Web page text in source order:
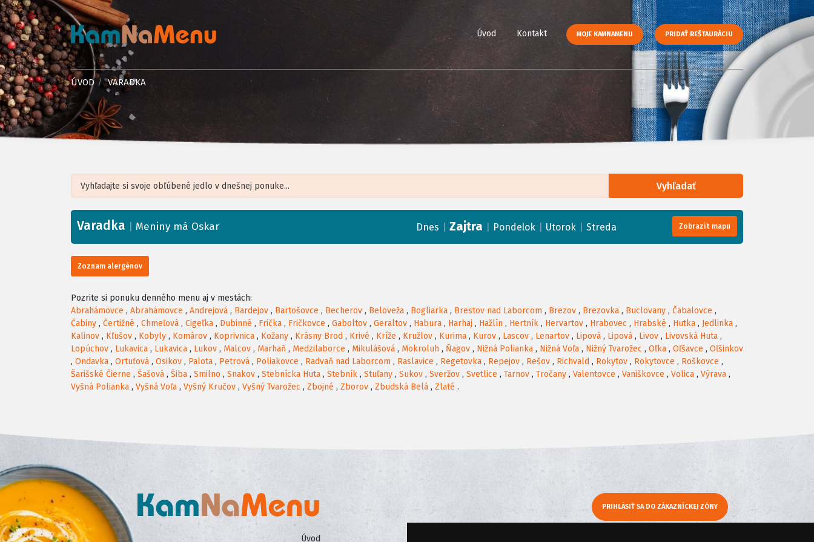
Úvod Kontakt MOJE KAMNAMENU PRIDAŤ REŠTAURÁCIU
ÚVOD VARADKA
Vyhľadať
+
−
Varadka Meniny má Oskar Dnes Zajtra Pondelok Utorok Streda Zobrazit mapu
Zoznam alergénov
Pozrite si ponuku denného menu aj v mestách:
Abrahámovce , Abrahámovce , Andrejová , Bardejov , Bartošovce , Becherov , Beloveža , Bogliarka , Brestov nad Laborcom , Brezov , Brezovka , Buclovany , Čabalovce ,
Čabiny , Čertižné , Chmeľová , Cigeľka , Dubinné , Frička , Fričkovce , Gaboltov , Geraltov , Habura , Harhaj , Hažlín , Hertník , Hervartov , Hrabovec , Hrabské , Hutka , Jedlinka ,
Kalinov , Kľušov , Kobyly , Komárov , Koprivnica , Kožany , Krásny Brod , Krivé , Kríže , Kružlov , Kurima , Kurov , Lascov , Lenartov , Lipová , Lipová , Livov , Livovská Huta ,
Lopúchov , Lukavica , Lukavica , Lukov , Malcov , Marhaň , Medzilaborce , Mikulášová , Mokroluh , Ňagov , Nižná Polianka , Nižná Voľa , Nižný Tvarožec , Oľka , Oľšavce , Oľšinkov
, Ondavka , Ortuťová , Osikov , Palota , Petrová , Poliakovce , Radvaň nad Laborcom , Raslavice , Regetovka , Repejov , Rešov , Richvald , Rokytov , Rokytovce , Roškovce ,
Šarišské Čierne , Šašová , Šiba , Smilno , Snakov , Stebnícka Huta , Stebník , Stuľany , Sukov , Sveržov , Svetlice , Tarnov , Tročany , Valentovce , Vaniškovce , Volica , Výrava ,
Vyšná Polianka , Vyšná Voľa , Vyšný Kručov , Vyšný Tvarožec , Zbojné , Zborov , Zbudská Belá , Zlaté .
PRIHLÁSIŤ SA DO ZÁKAZNÍCKEJ ZÓNY
Úvod